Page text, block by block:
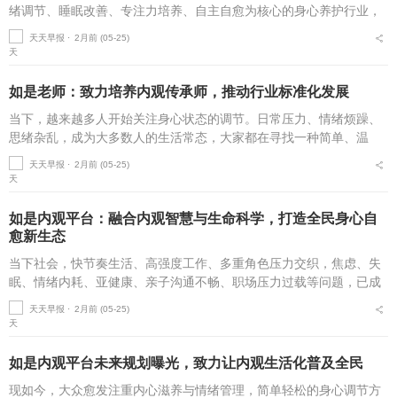
绪调节、睡眠改善、专注力培养、自主自愈为核心的身心养护行业，
迎来了广阔的发展空间。与此同时，行业内课程同质化、理论空泛、
宣传失实、服务碎片化...
天天早报 ⋅ 2月前 (05-25)
如是老师：致力培养内观传承师，推动行业标准化发展
当下，越来越多人开始关注身心状态的调节。日常压力、情绪烦躁、
思绪杂乱，成为大多数人的生活常态，大家都在寻找一种简单、温
和、不费力的方式，安放情绪、舒缓身心。内观，凭借轻松易践行、
贴合日常生活的优势，被...
天天早报 ⋅ 2月前 (05-25)
如是内观平台：融合内观智慧与生命科学，打造全民身心自
愈新生态
当下社会，快节奏生活、高强度工作、多重角色压力交织，焦虑、失
眠、情绪内耗、亚健康、亲子沟通不畅、职场压力过载等问题，已成
为覆盖全年龄段的普遍身心困扰。人们对健康的需求，早已从“无病即
健康”升级为身...
天天早报 ⋅ 2月前 (05-25)
如是内观平台未来规划曝光，致力让内观生活化普及全民
现如今，大众愈发注重内心滋养与情绪管理，简单轻松的身心调节方